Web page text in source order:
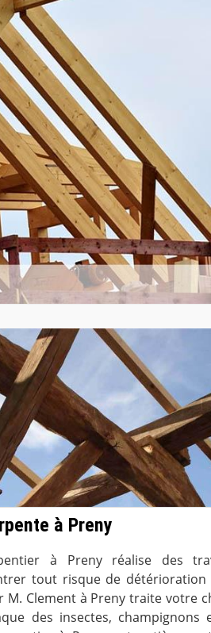
à Preny
à Preny réalise des
tout risque de détérioration
M. Clement à Preny traite votre
des insectes, champignons